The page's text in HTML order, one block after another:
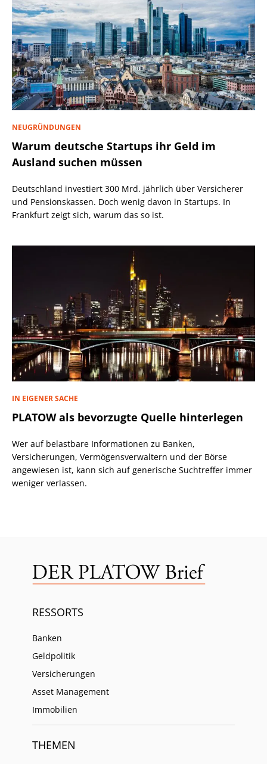
NEUGRÜNDUNGEN
Warum deutsche Startups ihr Geld im
Ausland suchen müssen
Deutschland investiert 300 Mrd. jährlich über Versicherer
und Pensionskassen. Doch wenig davon in Startups. In
Frankfurt zeigt sich, warum das so ist.
IN EIGENER SACHE
PLATOW als bevorzugte Quelle hinterlegen
Wer auf belastbare Informationen zu Banken,
Versicherungen, Vermögensverwaltern und der Börse
angewiesen ist, kann sich auf generische Suchtreffer immer
weniger verlassen.
RESSORTS
Banken
Geldpolitik
Versicherungen
Asset Management
Immobilien
THEMEN